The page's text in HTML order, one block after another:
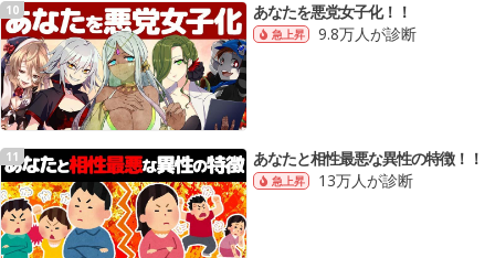
10 あなたを悪党女子化！！
急上昇 9.8万人が診断
11 あなたと相性最悪な異性の特徴！！
急上昇 13万人が診断